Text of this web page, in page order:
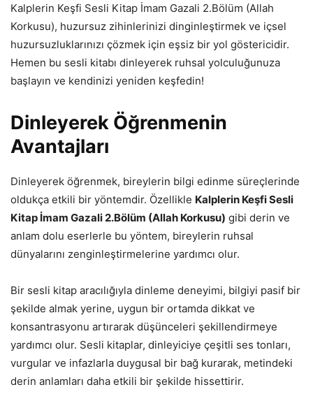
Kalplerin Keşfi Sesli Kitap İmam Gazali 2.Bölüm (Allah
Korkusu), huzursuz zihinlerinizi dinginleştirmek ve içsel
huzursuzluklarınızı çözmek için eşsiz bir yol göstericidir.
Hemen bu sesli kitabı dinleyerek ruhsal yolculuğunuza
başlayın ve kendinizi yeniden keşfedin!
Dinleyerek Öğrenmenin
Avantajları
Dinleyerek öğrenmek, bireylerin bilgi edinme süreçlerinde
oldukça etkili bir yöntemdir. Özellikle Kalplerin Keşfi Sesli
Kitap İmam Gazali 2.Bölüm (Allah Korkusu) gibi derin ve
anlam dolu eserlerle bu yöntem, bireylerin ruhsal
dünyalarını zenginleştirmelerine yardımcı olur.
Bir sesli kitap aracılığıyla dinleme deneyimi, bilgiyi pasif bir
şekilde almak yerine, uygun bir ortamda dikkat ve
konsantrasyonu artırarak düşünceleri şekillendirmeye
yardımcı olur. Sesli kitaplar, dinleyiciye çeşitli ses tonları,
vurgular ve infazlarla duygusal bir bağ kurarak, metindeki
derin anlamları daha etkili bir şekilde hissettirir.